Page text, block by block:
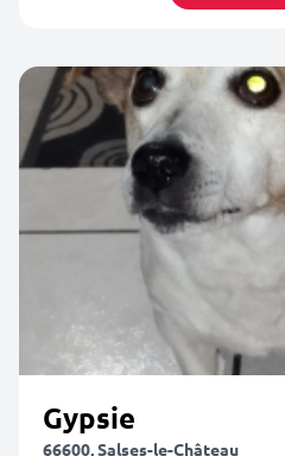
Gypsie
66600, Salses-le-Château